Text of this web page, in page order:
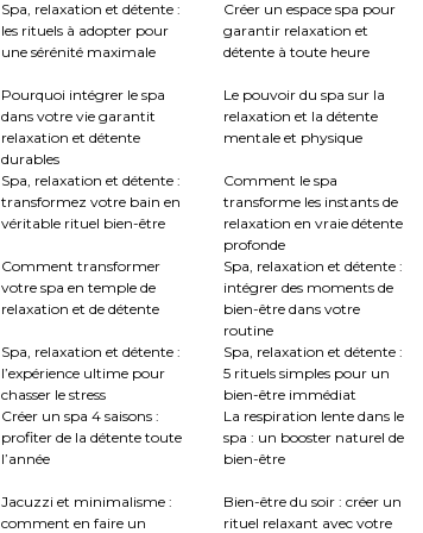
Spa, relaxation et détente :
les rituels à adopter pour
une sérénité maximale
Créer un espace spa pour
garantir relaxation et
détente à toute heure
Pourquoi intégrer le spa
dans votre vie garantit
relaxation et détente
durables
Le pouvoir du spa sur la
relaxation et la détente
mentale et physique
Spa, relaxation et détente :
transformez votre bain en
véritable rituel bien-être
Comment le spa
transforme les instants de
relaxation en vraie détente
profonde
Comment transformer
votre spa en temple de
relaxation et de détente
Spa, relaxation et détente :
intégrer des moments de
bien-être dans votre
routine
Spa, relaxation et détente :
l’expérience ultime pour
chasser le stress
Spa, relaxation et détente :
5 rituels simples pour un
bien-être immédiat
Créer un spa 4 saisons :
profiter de la détente toute
l’année
La respiration lente dans le
spa : un booster naturel de
bien-être
Jacuzzi et minimalisme :
comment en faire un
Bien-être du soir : créer un
rituel relaxant avec votre